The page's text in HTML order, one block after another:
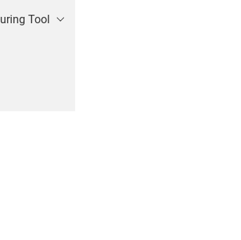
Tool